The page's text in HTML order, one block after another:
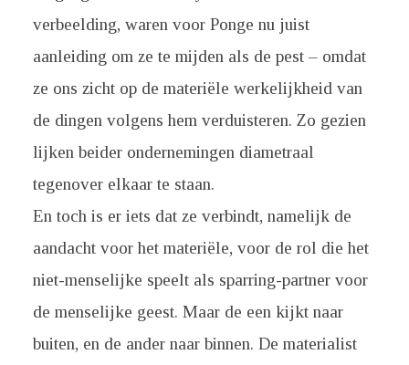
verbeelding, waren voor Ponge nu juist
aanleiding om ze te mijden als de pest – omdat
ze ons zicht op de materiële werkelijkheid van
de dingen volgens hem verduisteren. Zo gezien
lijken beider ondernemingen diametraal
tegenover elkaar te staan.
En toch is er iets dat ze verbindt, namelijk de
aandacht voor het materiële, voor de rol die het
niet-menselijke speelt als sparring-partner voor
de menselijke geest. Maar de een kijkt naar
buiten, en de ander naar binnen. De materialist